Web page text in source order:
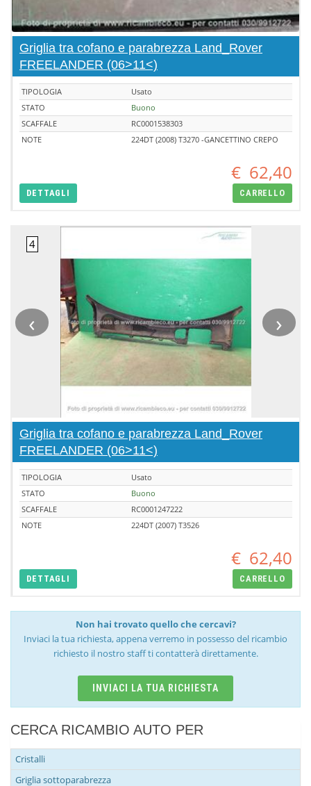
Griglia tra cofano e parabrezza Land_Rover
FREELANDER (06>11<)
TIPOLOGIA
Usato
STATO
Buono
SCAFFALE
RC0001538303
NOTE
224DT (2008) T3270 -GANCETTINO CREPO
€ 62,40
DETTAGLI CARRELLO
‹ ›
Griglia tra cofano e parabrezza Land_Rover
FREELANDER (06>11<)
TIPOLOGIA
Usato
STATO
Buono
SCAFFALE
RC0001247222
NOTE
224DT (2007) T3526
€ 62,40
DETTAGLI CARRELLO
Non hai trovato quello che cercavi?
Inviaci la tua richiesta, appena verremo in possesso del ricambio
richiesto il nostro staff ti contatterà direttamente.
INVIACI LA TUA RICHIESTA
CERCA RICAMBIO AUTO PER
Cristalli
Griglia sottoparabrezza